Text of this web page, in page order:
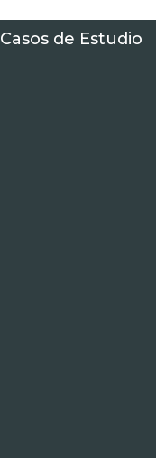
Casos de Estudio